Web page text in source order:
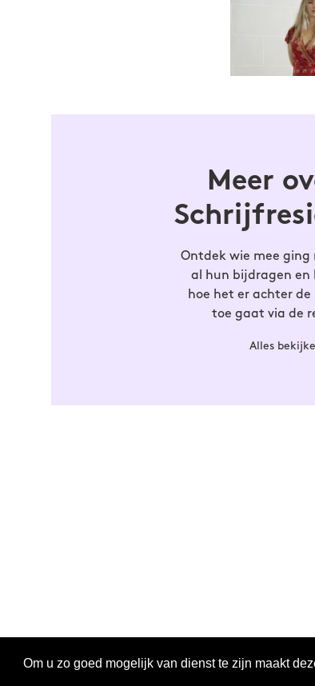
Om u zo goed mogelijk van dienst te zijn maakt
Na
fictie
Meer
Ontdek wie mee ging
al hun bijdragen en
hoe het er achter de
toe gaat via de
Alles